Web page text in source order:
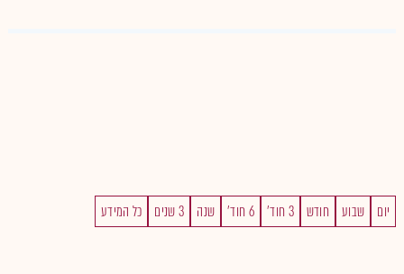
יום שבוע חודש 3 חוד' 6 חוד' שנה 3 שנים כל המידע